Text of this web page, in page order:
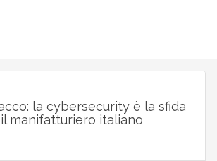
la cybersecurity è la sfida
manifatturiero italiano